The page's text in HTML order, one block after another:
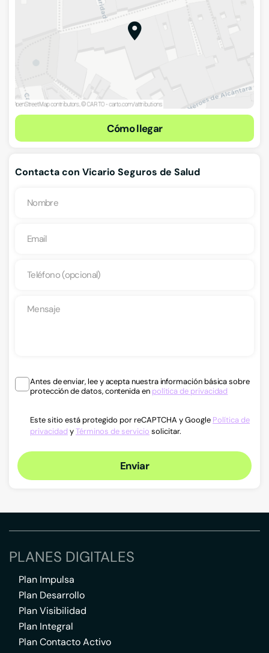
Cómo llegar
Contacta con Vicario Seguros de Salud
Antes de enviar, lee y acepta nuestra información básica sobre
protección de datos, contenida en política de privacidad
Este sitio está protegido por reCAPTCHA y Google Política de
privacidad yTérminos de servicio solicitar.
Enviar
PLANES DIGITALES
Plan Impulsa
Plan Desarrollo
Plan Visibilidad
Plan Integral
Plan Contacto Activo